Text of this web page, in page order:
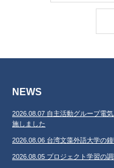
NEWS
2026.08.07 自主活動グループ電
施しました
2026.08.06 台湾文藻外語大学の
2026.08.05 プロジェクト学習の